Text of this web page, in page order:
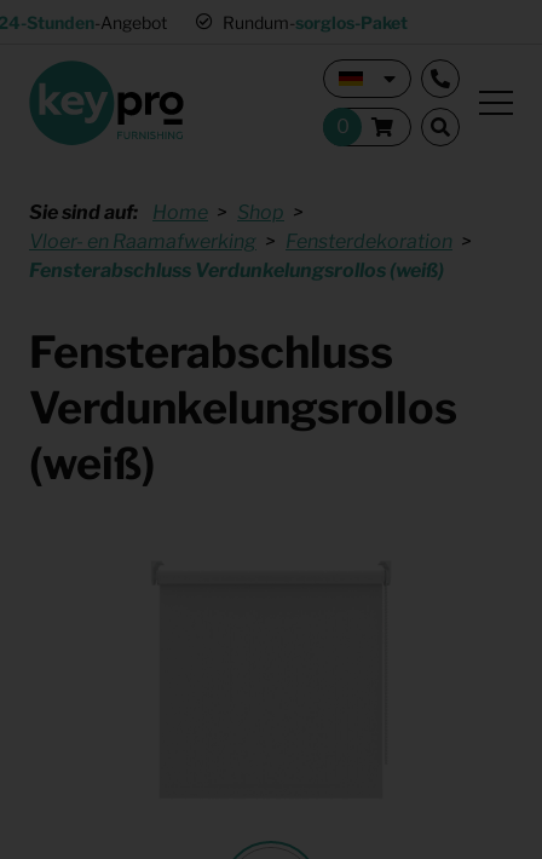
Stunden-Angebot Rundum-sorglos-Paket
Sie sind auf: Home
Shop
Vloer- en Raamafwerking
Fensterdekoration
Fensterabschluss Verdunkelungsrollos (weiß)
Fensterabschluss
Verdunkelungsrollos
(weiß)